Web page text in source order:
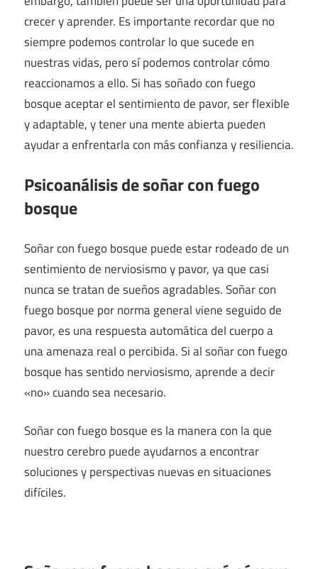
crecer y aprender. Es importante recordar que no
siempre podemos controlar lo que sucede en
nuestras vidas, pero sí podemos controlar cómo
reaccionamos a ello. Si has soñado con fuego
bosque aceptar el sentimiento de pavor, ser flexible
y adaptable, y tener una mente abierta pueden
ayudar a enfrentarla con más confianza y resiliencia.
Psicoanálisis de soñar con fuego
bosque
Soñar con fuego bosque puede estar rodeado de un
sentimiento de nerviosismo y pavor, ya que casi
nunca se tratan de sueños agradables. Soñar con
fuego bosque por norma general viene seguido de
pavor, es una respuesta automática del cuerpo a
una amenaza real o percibida. Si al soñar con fuego
bosque has sentido nerviosismo, aprende a decir
«no» cuando sea necesario.
Soñar con fuego bosque es la manera con la que
nuestro cerebro puede ayudarnos a encontrar
soluciones y perspectivas nuevas en situaciones
difíciles.